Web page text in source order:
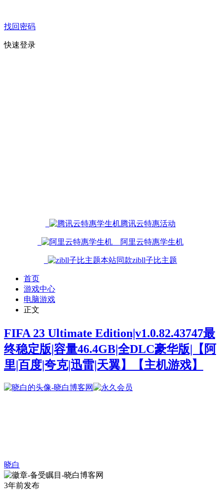
找回密码
快速登录
腾讯云特惠活动
阿里云特惠学生机
本站同款zibll子比主题
首页
游戏中心
电脑游戏
正文
FIFA 23 Ultimate Edition|v1.0.82.43747最
终稳定版|容量46.4GB|全DLC豪华版|【阿
里|百度|夸克|迅雷|天翼】
【主机游戏】
晓白
3年前发布